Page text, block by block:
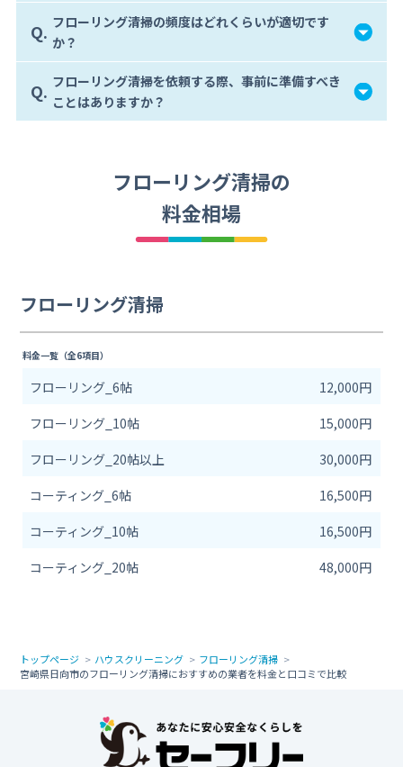
Q. フローリング清掃の頻度はどれくらいが適切です
か？
Q. フローリング清掃を依頼する際、事前に準備すべき
ことはありますか？
フローリング清掃の
料金相場
フローリング清掃
料金一覧（全6項目）
フローリング_6帖
12,000円
フローリング_10帖
15,000円
フローリング_20帖以上
30,000円
コーティング_6帖
16,500円
コーティング_10帖
16,500円
コーティング_20帖
48,000円
トップページ ハウスクリーニング
フローリング清掃
宮崎県日向市のフローリング清掃におすすめの業者を料金と口コミで比較